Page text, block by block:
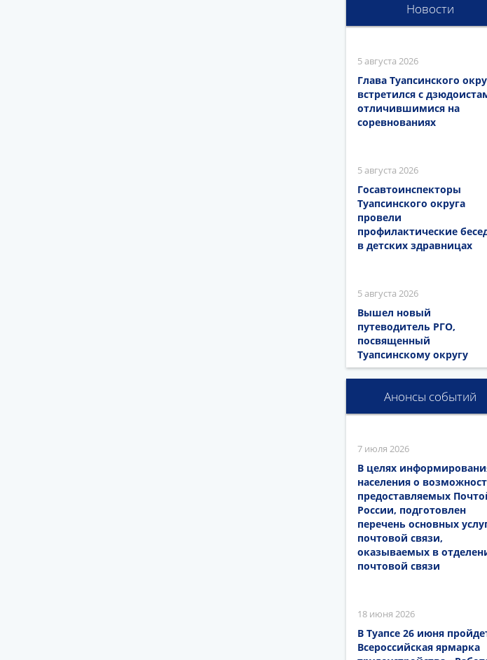
Новости
5 августа 2026
Глава Туапсинского
встретился с
отличившимися на
соревнованиях
5 августа 2026
Госавтоинспекторы
Туапсинского округа
провели
профилактические
в детских здравницах
5 августа 2026
Вышел новый
путеводитель РГО,
посвященный
Туапсинскому округу
Анонсы событий
7 июля 2026
В целях
населения о
предоставляемых
России, подготовлен
перечень основных
почтовой связи,
оказываемых в
почтовой связи
18 июня 2026
В Туапсе 26 июня
Всероссийская ярмарка